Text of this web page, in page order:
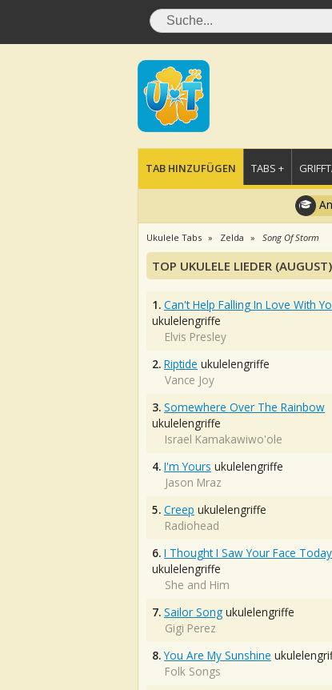
TAB HINZUFÜGEN TABS +
Ukulele Tabs Zelda Song Of Storm
TOP UKULELE LIEDER (AUGUST)
1. Can't Help Falling In Love With
ukulelengriffe
Elvis Presley
2. Riptide ukulelengriffe
Vance Joy
3. Somewhere Over The Rainbow
ukulelengriffe
Israel Kamakawiwo'ole
4. I'm Yours ukulelengriffe
Jason Mraz
5. Creep ukulelengriffe
Radiohead
6. I Thought I Saw Your Face Today
ukulelengriffe
She and Him
7. Sailor Song ukulelengriffe
Gigi Perez
8. You Are My Sunshine
Folk Songs